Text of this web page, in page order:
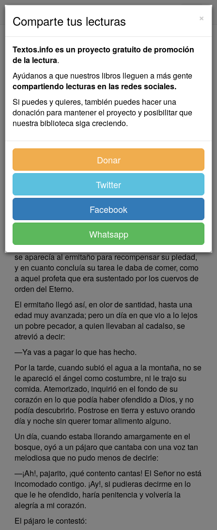
Los Tres Ramos
Verdes
Hermanos Grimm
Cuento infantil
Había una vez un ermitaño que vivía en un bosque al
pie de una montaña; pasaba el tiempo rezando y
haciendo buenas obras, y todas las tardes llevaba por
penitencia dos cubos grandes de agua desde la
ladera hasta la cumbre de la montaña, para regar las
aquella altura un aire tan fuerte que todo lo secaba, y
los pájaros, que huían en aquel desierto de la
presencia del hombre, buscaban en vano agua que
beber con sus perspicaces ojos. Un ángel del Señor
se aparecía al ermitaño para recompensar su piedad,
y en cuanto concluía su tarea le daba de comer, como
a aquel profeta que era sustentado por los cuervos de
orden del Eterno.
El ermitaño llegó así, en olor de santidad, hasta una
edad muy avanzada; pero un día en que vio a lo lejos
un pobre pecador, a quien llevaban al cadalso, se
atrevió a decir:
—Ya vas a pagar lo que has hecho.
Por la tarde, cuando subió el agua a la montaña, no se
le apareció el ángel como costumbre, ni le trajo su
comida. Atemorizado, inquirió en el fondo de su
corazón en lo que podía haber ofendido a Dios, y no
podía descubrirlo. Postrose en tierra y estuvo orando
día y noche sin querer tomar alimento alguno.
Un día, cuando estaba llorando amargamente en el
bosque, oyó a un pájaro que cantaba con una voz tan
melodiosa que no pudo menos de decirle:
—¡Ah!, pajarito, ¡qué contento cantas! El Señor no está
incomodado contigo. ¡Ay!, si pudieras decirme en lo
que le he ofendido, haría penitencia y volvería la
alegría a mi corazón.
El pájaro le contestó:
×
Comparte tus lecturas
Textos.info es un proyecto gratuito de promoción
de la lectura.
Ayúdanos a que nuestros libros lleguen a más gente
compartiendo lecturas en las redes sociales.
Si puedes y quieres, también puedes hacer una
donación para mantener el proyecto y posibilitar que
nuestra biblioteca siga creciendo.
Donar
Twitter
Facebook
Whatsapp